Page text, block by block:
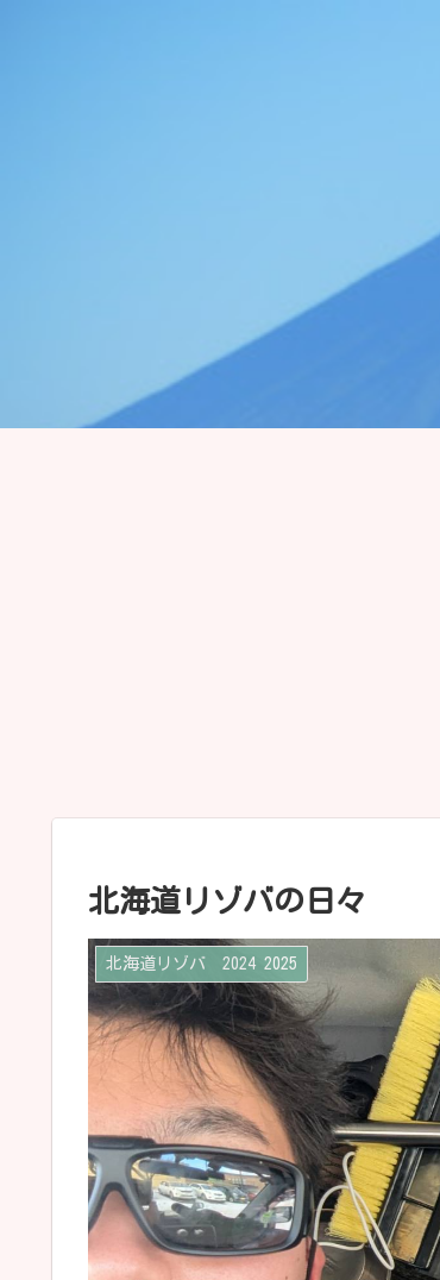
北海道リゾバの日々
北海道リゾバ 2024 2025